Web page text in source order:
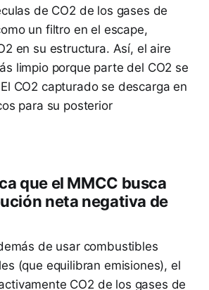
de CO2 de los gases de
un filtro en el escape,
en su estructura. Así, el aire
limpio porque parte del CO2 se
CO2 capturado se descarga en
para su posterior
que el MMCC busca
neta negativa de
de usar combustibles
(que equilibran emisiones), el
CO2 de los gases de